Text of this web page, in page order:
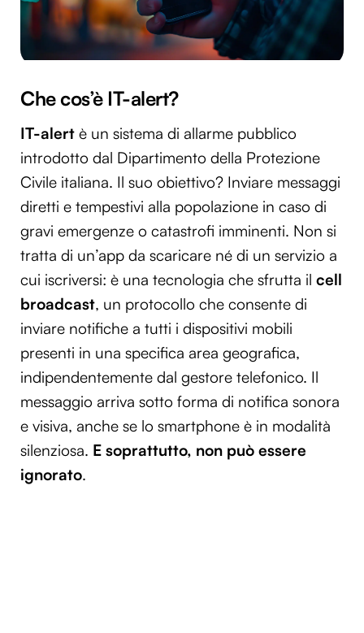
Che cos’è IT-alert?
IT-alert è un sistema di allarme pubblico
introdotto dal Dipartimento della Protezione
Civile italiana. Il suo obiettivo? Inviare messaggi
diretti e tempestivi alla popolazione in caso di
gravi emergenze o catastrofi imminenti. Non si
tratta di un’app da scaricare né di un servizio a
cui iscriversi: è una tecnologia che sfrutta il cell
broadcast, un protocollo che consente di
inviare notifiche a tutti i dispositivi mobili
presenti in una specifica area geografica,
indipendentemente dal gestore telefonico. Il
messaggio arriva sotto forma di notifica sonora
e visiva, anche se lo smartphone è in modalità
silenziosa. E soprattutto, non può essere
ignorato.